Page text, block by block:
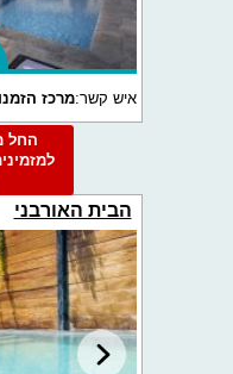
איש קשר:מרכז
הבית האורבני